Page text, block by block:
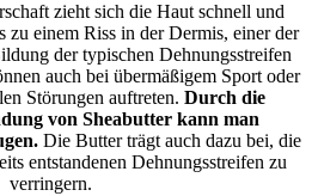
zieht sich die Haut schnell und
zu einem Riss in der Dermis, einer der
der typischen Dehnungsstreifen
auch bei übermäßigem Sport oder
Störungen auftreten. Durch die
von Sheabutter kann man
Die Butter trägt auch dazu bei, die
entstandenen Dehnungsstreifen zu
verringern.